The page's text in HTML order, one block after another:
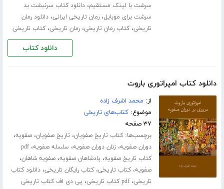
سرشت با لینک مستقیم،دانلود کتاب سرنبشت بد
سرشت برای موبایل،رمان تاریخی ایرانی،دانلود رمان
تاریخی،کتاب رمان تاریخی،رمان تاریخی،کتاب تاریخی
دانلود کتاب
دانلود کتاب امپراتوری باروت
از: محمد اشرف زاده
موضوع:کتاب‌های تاریخی
۳۷ صفحه
برچسب‌ها:کتاب تاریخ صفویان، تاریخ صفویان،صفویه،
دوران صفویه، زنان دوران صفویه، سلسله صفویه،pdf
کتاب تاریخ صفویه، پادشاهان صفویه،صفویه شاهان،
صفویه،کتاب تاریخی،کتاب رایگان تاریخی،دانلود کتاب
تاریخی،pdf کتاب تاریخی ، پی دی اف کتاب تاریخی